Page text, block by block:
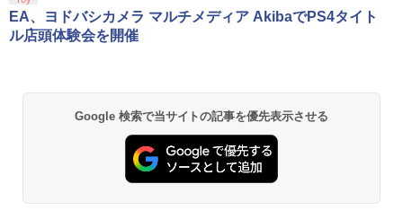
(オリジナル特典:オリジナル巾着＋メー
カー特典:【坤と離】二振りの剣、十翼よ
￥10,780
劇場版「鬼滅の刃」無限城編 第一章 猗
窩座再来 通常版 [Blu-ray]
￥3,964
EA、ヨドバシカメラ マルチメディア AkibaでPS4タイト
ル店頭体験会を開催
Google 検索で当サイトの記事を優先表示させる